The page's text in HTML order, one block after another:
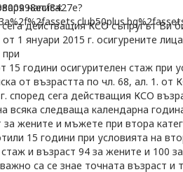
написа:
действащия КСО съпругът Ви
1 януари 2015 г. осигурените
15 години осигурителен стаж при
от възрастта по чл. 68, ал. 1. от
според сега действащия КСО
всяка следваща календарна
за жените и мъжете при втора
15 години при условията на
стаж и възраст 94 за жените и
са се знае точната възраст